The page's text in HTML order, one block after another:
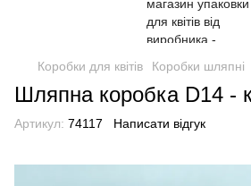
Коробки для квітів Коробки шляпні
Шляпна коробка D14 -
Артикул: 74117 Написати відгук